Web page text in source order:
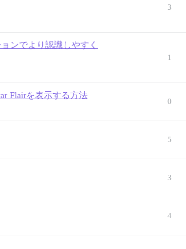
3
ンでより認識しやすく
1
Flairを表示する方法
0
5
3
4